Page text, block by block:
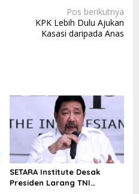
Pos berikutnya
KPK Lebih Dulu Ajukan
Kasasi daripada Anas
SETARA Institute Desak
Presiden Larang TNI